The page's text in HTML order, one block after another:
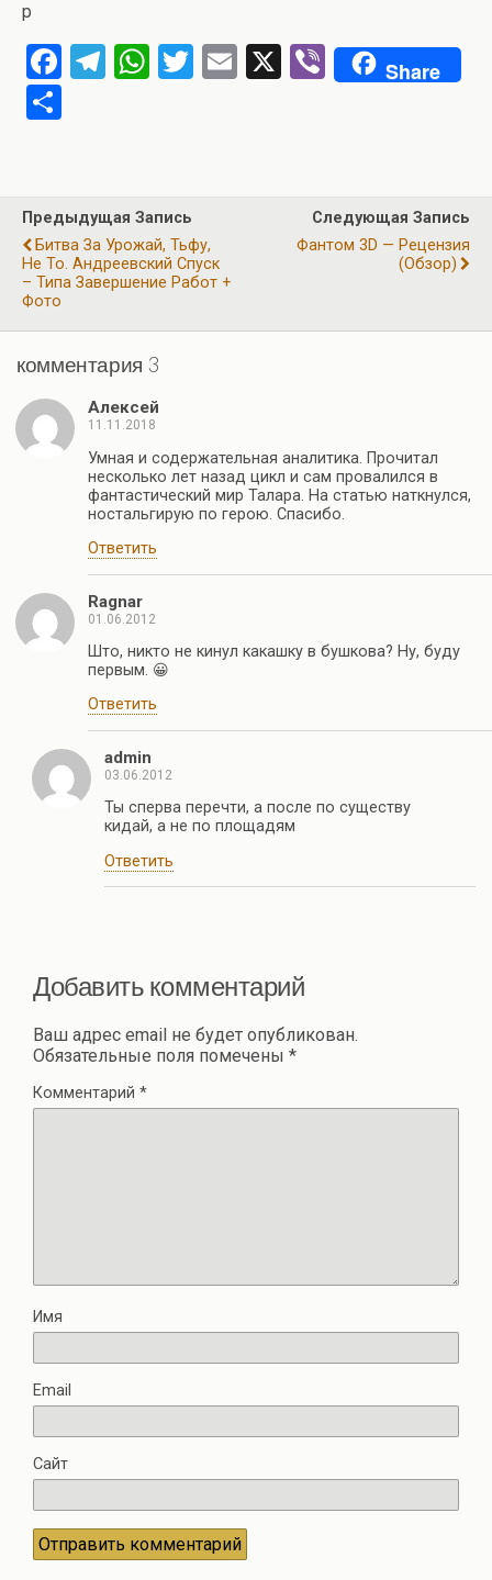
p
F
o
o
k
T
a
m
W
A
p
p
T
E
X
Vi
b
Share
р
а
в
Предыдущая Запись
Битва За Урожай, Тьфу,
Не То. Андреевский Спуск
– Типа Завершение Работ +
Фото
Следующая Запись
Фантом 3D — Рецензия
(обзор)
комментария 3
Алексей
11.11.2018
Умная и содержательная аналитика. Прочитал
несколько лет назад цикл и сам провалился в
фантастический мир Талара. На статью наткнулся,
ностальгирую по герою. Спасибо.
Ответить
Ragnar
01.06.2012
Што, никто не кинул какашку в бушкова? Ну, буду
первым. 😀
Ответить
admin
03.06.2012
Ты сперва перечти, а после по существу
кидай, а не по площадям
Ответить
Добавить комментарий
Ваш адрес email не будет опубликован.
Обязательные поля помечены *
Комментарий *
Имя
Email
Сайт